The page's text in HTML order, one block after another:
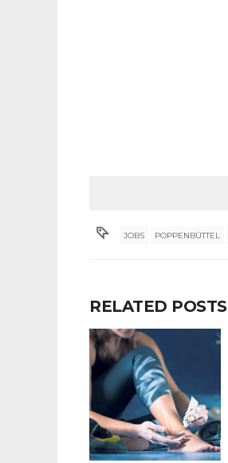
JOBS POPPENBÜTTEL
RELATED POSTS